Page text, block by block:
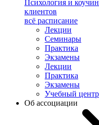
Психология и
клиентов
всё расписание
Лекции
Семинары
Практика
Экзамены
Лекции
Практика
Экзамены
Учебный центр
Об ассоциации